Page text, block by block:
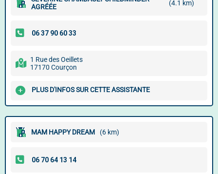
AGRÉÉE
(4.1 km)
1 Rue des Oeillets
17170 Courçon
PLUS D'INFOS SUR CETTE ASSISTANTE
MAM HAPPY DREAM (6 km)